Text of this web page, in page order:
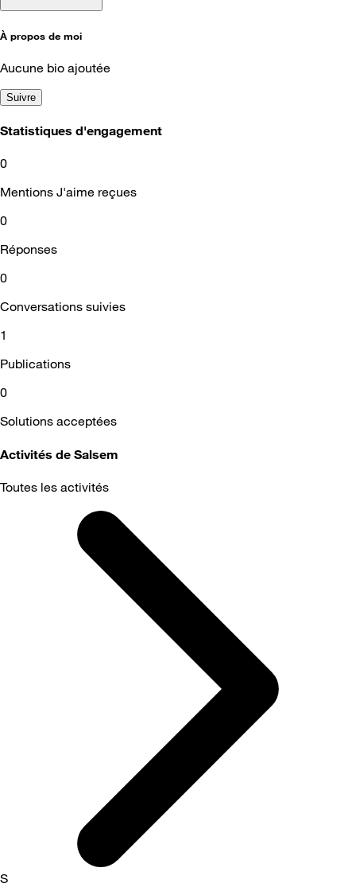
À propos de moi
Aucune bio ajoutée
Suivre
Statistiques d'engagement
0
Mentions J'aime reçues
0
Réponses
0
Conversations suivies
1
Publications
0
Solutions acceptées
Activités de Salsem
Toutes les activités
S